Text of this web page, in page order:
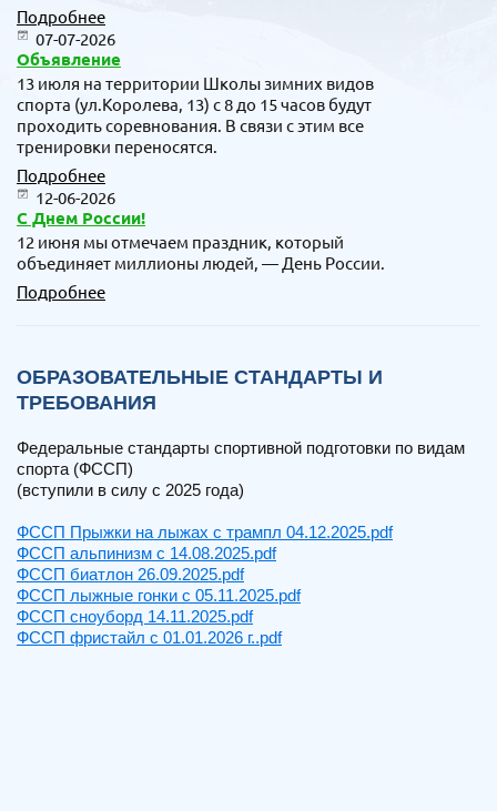
Подробнее
07-07-2026
Объявление
13 июля на территории Школы зимних видов
спорта (ул.Королева, 13) с 8 до 15 часов будут
проходить соревнования. В связи с этим все
тренировки переносятся.
Подробнее
12-06-2026
С Днем России!
12 июня мы отмечаем праздник, который
объединяет миллионы людей, — День России.
Подробнее
ОБРАЗОВАТЕЛЬНЫЕ СТАНДАРТЫ И
ТРЕБОВАНИЯ
Федеральные стандарты спортивной подготовки по видам
спорта (ФССП)
(вступили в силу с 2025 года)
ФССП Прыжки на лыжах с трампл 04.12.2025.pdf
ФССП альпинизм с 14.08.2025.pdf
ФССП биатлон 26.09.2025.pdf
ФССП лыжные гонки с 05.11.2025.pdf
ФССП сноуборд 14.11.2025.pdf
ФССП фристайл с 01.01.2026 г..pdf